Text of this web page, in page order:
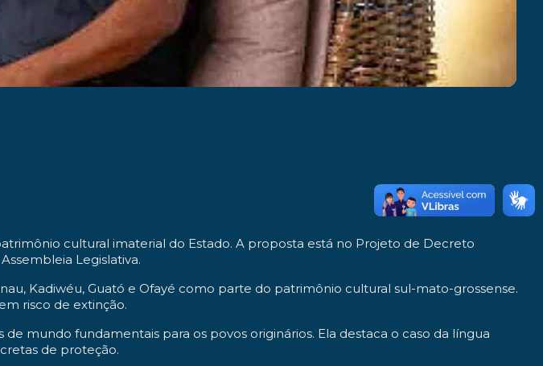
cultural imaterial do Estado. A proposta está no Projeto de Decreto
Legislativa.
Kadiwéu, Guató e Ofayé como parte do patrimônio cultural sul-mato-grossense.
risco de extinção.
mundo fundamentais para os povos originários. Ela destaca o caso da língua
de proteção.